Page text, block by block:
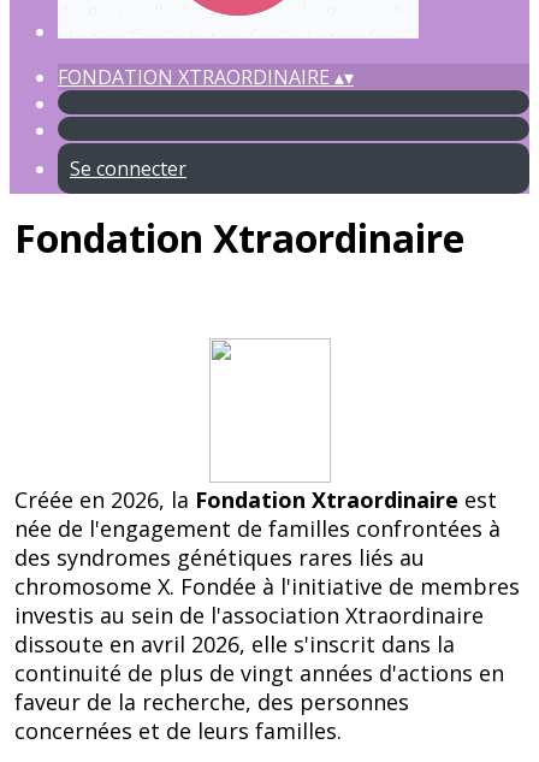
FONDATION XTRAORDINAIRE ▴▾
Se connecter
Fondation Xtraordinaire
Créée en 2026, la Fondation Xtraordinaire est
née de l'engagement de familles confrontées à
des syndromes génétiques rares liés au
chromosome X. Fondée à l'initiative de membres
investis au sein de l'association Xtraordinaire
dissoute en avril 2026, elle s'inscrit dans la
continuité de plus de vingt années d'actions en
faveur de la recherche, des personnes
concernées et de leurs familles.